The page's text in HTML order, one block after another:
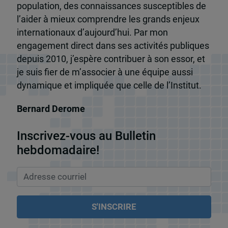
population, des connaissances susceptibles de
l’aider à mieux comprendre les grands enjeux
internationaux d’aujourd’hui. Par mon
engagement direct dans ses activités publiques
depuis 2010, j’espère contribuer à son essor, et
je suis fier de m’associer à une équipe aussi
dynamique et impliquée que celle de l’Institut.
Bernard Derome
Inscrivez-vous au Bulletin
hebdomadaire!